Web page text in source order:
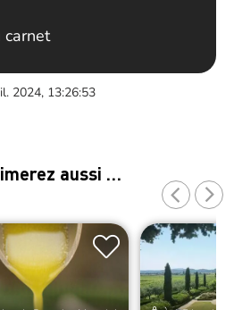
2024, 13:26:53
aussi …